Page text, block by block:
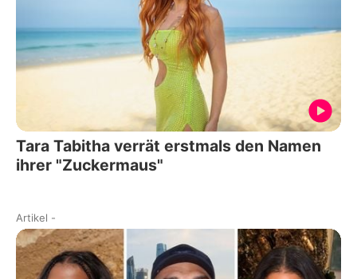
Tara Tabitha verrät erstmals den Namen
ihrer "Zuckermaus"
Artikel -